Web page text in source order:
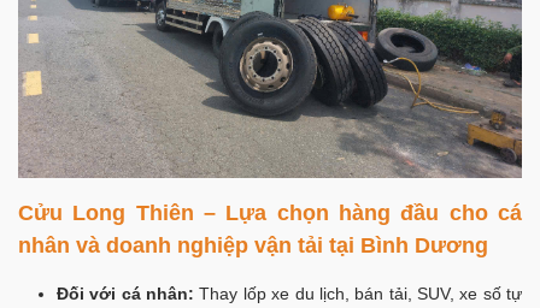
Cửu Long Thiên – Lựa chọn hàng đầu cho cá
nhân và doanh nghiệp vận tải tại Bình Dương
Đối với cá nhân: Thay lốp xe du lịch, bán tải, SUV, xe số tự